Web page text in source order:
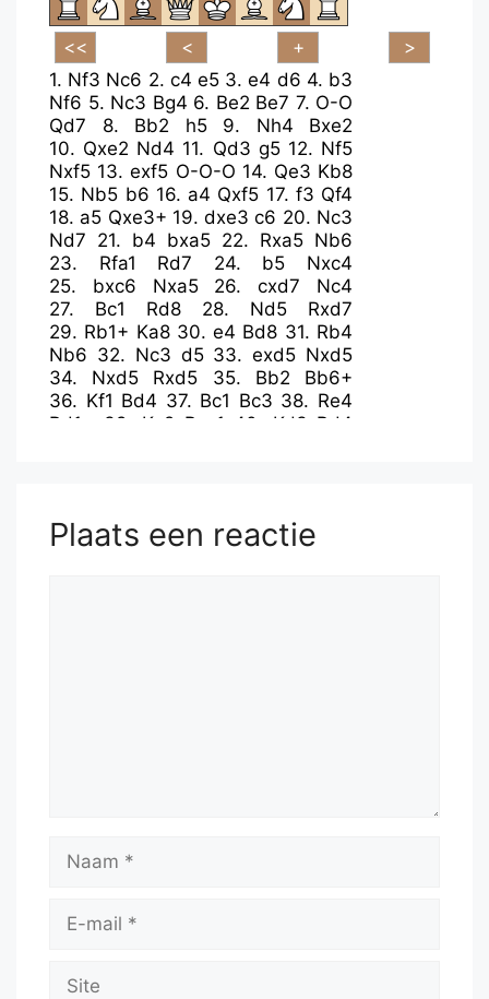
1. Nf3 Nc6 2. c4 e5 3.e4 d6 4. b3
Nf6 5. Nc3 Bg4 6. Be2 Be7 7. O-O
Qd7
8. Bb2 h5 9. Nh4
Bxe2
10. Qxe2 Nd4 11. Qd3 g5 12. Nf5
Nxf5 13.exf5 O-O-O 14. Qe3 Kb8
15. Nb5 b6 16. a4 Qxf5 17. f3 Qf4
18. a5 Qxe3+ 19.dxe3 c6 20. Nc3
Nd7 21. b4 bxa5 22. Rxa5 Nb6
23. Rfa1 Rd7 24. b5
Nxc4
25. bxc6 Nxa5 26.cxd7
Nc4
27. Bc1 Rd8 28. Nd5
Rxd7
29. Rb1+ Ka8 30.e4 Bd8 31. Rb4
Nb6 32. Nc3 d5 33.exd5 Nxd5
34. Nxd5 Rxd5 35. Bb2
Bb6+
36. Kf1 Bd4 37. Bc1 Bc3 38. Re4
Rd1+
39. Ke2 Rxc1 40. Kd3 Bd4
Plaats een reactie
Naam
Site